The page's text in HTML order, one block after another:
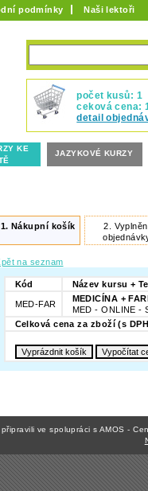
podmínky Naši lektoři
počet kusů: 1
ceková cena:
detail
KE
JAZYKOVÉ KURZY
1. Nákupní košík 2.
na seznam
Kód Název kursu +
MED-FAR
MEDICÍNA +
MED - ONLINE -
Celková cena za zboží (s
ve spolupráci s AMOS -